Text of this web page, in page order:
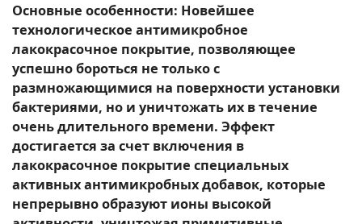
Основные особенности: Новейшее
технологическое антимикробное
лакокрасочное покрытие, позволяющее
успешно бороться не только с
размножающимися на поверхности установки
бактериями, но и уничтожать их в течение
очень длительного времени. Эффект
достигается за счет включения в
лакокрасочное покрытие специальных
активных антимикробных добавок, которые
непрерывно образуют ионы высокой